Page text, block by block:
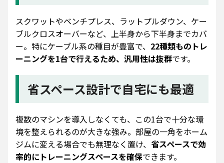
スクワットやベンチプレス、ラットプルダウン、ケー
ブルクロスオーバーなど、上半身から下半身までカバ
ー。特にケーブル系の種目が豊富で、 22種類ものトレ
ーニングを1台で行えるため、汎用性は抜群です。
省スペース設計で自宅にも最適
複数のマシンを導入しなくても、この1台で十分な環
境を整えられるのが大きな強み。部屋の一角をホーム
ジムに変える場合でも無理なく置け、 省スペースで効
率的にトレーニングスペースを確保できます。